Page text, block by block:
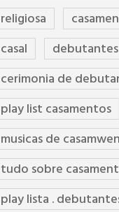
religiosa
casal
debutantes
cerimonia de
play list casamentos
musicas de
tudo sobre
play lista .